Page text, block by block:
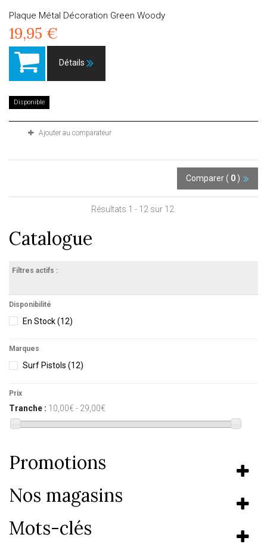
Plaque Métal Décoration Green Woody
19,95 €
Détails
Disponible
Ajouter au comparateur
Comparer ( 0 )
Résultats 1 - 12 sur 12.
Catalogue
Filtres actifs :
Disponibilité
En Stock(12)
Marques
Surf Pistols (12)
Prix
Tranche : 10,00€ - 29,00€
Promotions
Nos magasins
Mots-clés